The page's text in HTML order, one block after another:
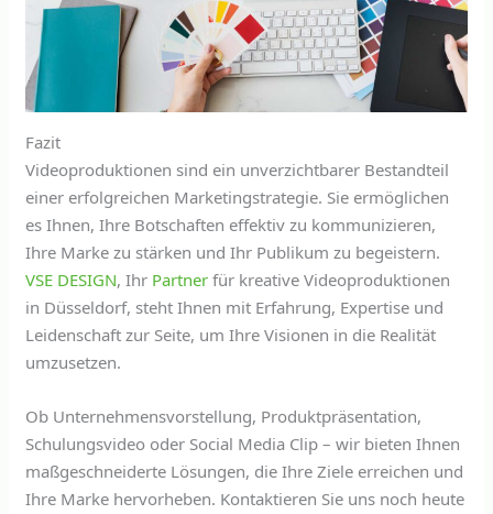
Fazit
Videoproduktionen sind ein unverzichtbarer Bestandteil
einer erfolgreichen Marketingstrategie. Sie ermöglichen
es Ihnen, Ihre Botschaften effektiv zu kommunizieren,
Ihre Marke zu stärken und Ihr Publikum zu begeistern.
VSE DESIGN, Ihr Partner für kreative Videoproduktionen
in Düsseldorf, steht Ihnen mit Erfahrung, Expertise und
Leidenschaft zur Seite, um Ihre Visionen in die Realität
umzusetzen.
Ob Unternehmensvorstellung, Produktpräsentation,
Schulungsvideo oder Social Media Clip – wir bieten Ihnen
maßgeschneiderte Lösungen, die Ihre Ziele erreichen und
Ihre Marke hervorheben. Kontaktieren Sie uns noch heute